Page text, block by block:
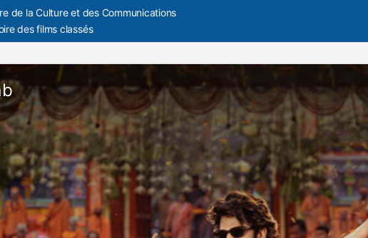
de la Culture et des Communications
des films classés